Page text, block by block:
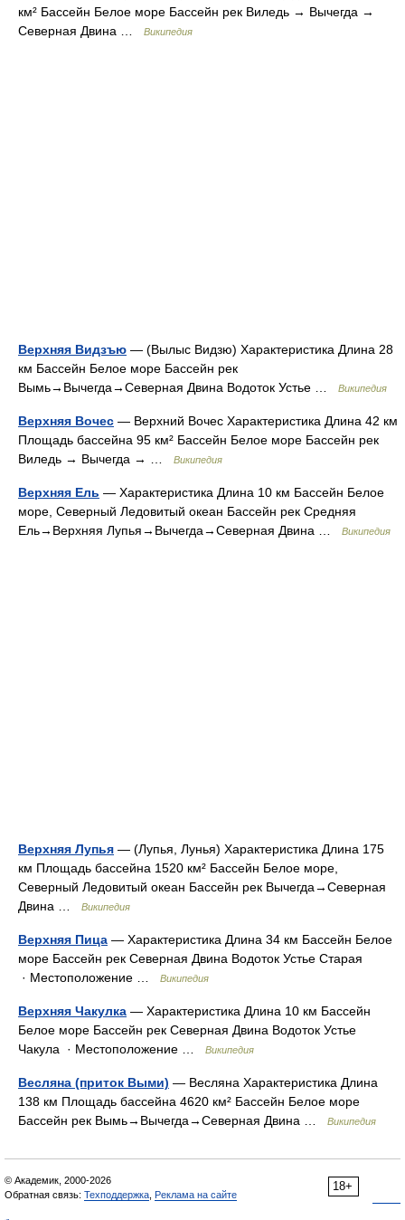
км² Бассейн Белое море Бассейн рек Виледь → Вычегда →
Северная Двина …
Википедия
Верхняя Видзъю — (Вылыс Видзю) Характеристика Длина 28
км Бассейн Белое море Бассейн рек
Вымь→Вычегда→Северная Двина Водоток Устье …
Википедия
Верхняя Вочес — Верхний Вочес Характеристика Длина 42 км
Площадь бассейна 95 км² Бассейн Белое море Бассейн рек
Виледь → Вычегда → …
Википедия
Верхняя Ель — Характеристика Длина 10 км Бассейн Белое
море, Северный Ледовитый океан Бассейн рек Средняя
Ель→Верхняя Лупья→Вычегда→Северная Двина …
Википедия
Верхняя Лупья — (Лупья, Лунья) Характеристика Длина 175
км Площадь бассейна 1520 км² Бассейн Белое море,
Северный Ледовитый океан Бассейн рек Вычегда→Северная
Двина …
Википедия
Верхняя Пица — Характеристика Длина 34 км Бассейн Белое
море Бассейн рек Северная Двина Водоток Устье Старая
· Местоположение …
Википедия
Верхняя Чакулка — Характеристика Длина 10 км Бассейн
Белое море Бассейн рек Северная Двина Водоток Устье
Чакула · Местоположение …
Википедия
Весляна (приток Выми) — Весляна Характеристика Длина
138 км Площадь бассейна 4620 км² Бассейн Белое море
Бассейн рек Вымь→Вычегда→Северная Двина …
Википедия
18+
© Академик, 2000-2026
Обратная связь: Техподдержка Реклама на сайте